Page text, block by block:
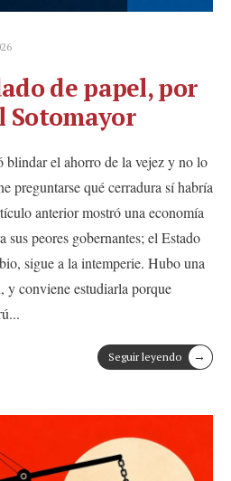
de papel, por
Sotomayor
blindar el ahorro de la vejez y no lo
preguntarse qué cerradura sí habría
anterior mostró una economía
sus peores gobernantes; el Estado
sigue a la intemperie. Hubo una
y conviene estudiarla porque
...
Seguir leyendo →